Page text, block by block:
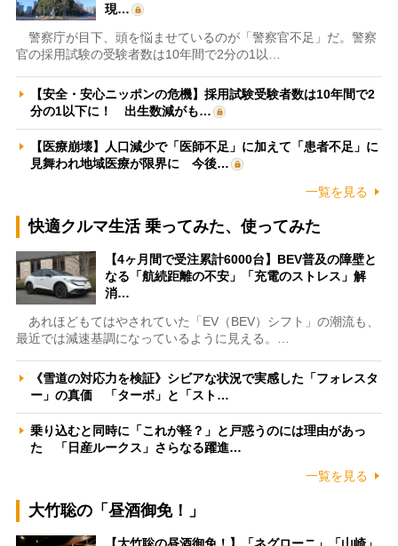
現…
警察庁が目下、頭を悩ませているのが「警察官不足」だ。警察
官の採用試験の受験者数は10年間で2分の1以…
【安全・安心ニッポンの危機】採用試験受験者数は10年間で2
分の1以下に！ 出生数減がも…
【医療崩壊】人口減少で「医師不足」に加えて「患者不足」に
見舞われ地域医療が限界に 今後…
一覧を見る
快適クルマ生活 乗ってみた、使ってみた
【4ヶ月間で受注累計6000台】BEV普及の障壁と
なる「航続距離の不安」「充電のストレス」解
消…
あれほどもてはやされていた「EV（BEV）シフト」の潮流も、
最近では減速基調になっているように見える。…
《雪道の対応力を検証》シビアな状況で実感した「フォレスタ
ー」の真価 「ターボ」と「スト…
乗り込むと同時に「これが軽？」と戸惑うのには理由があっ
た 「日産ルークス」さらなる躍進…
一覧を見る
大竹聡の「昼酒御免！」
【大竹聡の昼酒御免！】「ネグローニ」「山崎」